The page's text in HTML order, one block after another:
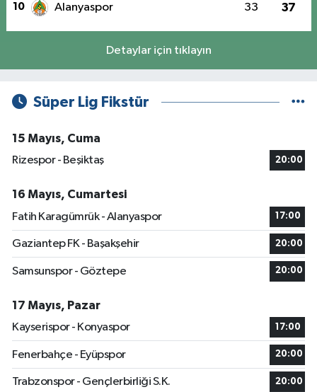
10 Alanyaspor 33 37
Detaylar için tıklayın
Süper Lig Fikstür
15 Mayıs, Cuma
Rizespor - Beşiktaş
20:00
16 Mayıs, Cumartesi
Fatih Karagümrük - Alanyaspor
17:00
Gaziantep FK - Başakşehir 20:00
Samsunspor - Göztepe 20:00
17 Mayıs, Pazar
Kayserispor - Konyaspor
17:00
Fenerbahçe - Eyüpspor 20:00
Trabzonspor - Gençlerbirliği S.K. 20:00